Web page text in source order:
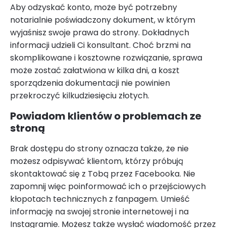
Aby odzyskać konto, może być potrzebny
notarialnie poświadczony dokument, w którym
wyjaśnisz swoje prawa do strony. Dokładnych
informacji udzieli Ci konsultant. Choć brzmi na
skomplikowane i kosztowne rozwiązanie, sprawa
może zostać załatwiona w kilka dni, a koszt
sporządzenia dokumentacji nie powinien
przekroczyć kilkudziesięciu złotych.
Powiadom klientów o problemach ze
stroną
Brak dostępu do strony oznacza także, że nie
możesz odpisywać klientom, którzy próbują
skontaktować się z Tobą przez Facebooka. Nie
zapomnij więc poinformować ich o przejściowych
kłopotach technicznych z fanpagem. Umieść
informację na swojej stronie internetowej i na
Instagramie. Możesz także wysłać wiadomość przez